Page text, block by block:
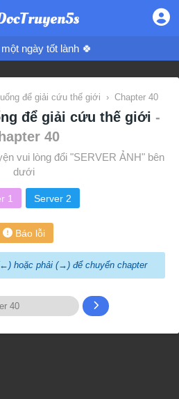
ngày tốt lành 🍀
để giải cứu thế giới › Chapter 40
để giải cứu thế giới -
40
vui lòng đổi "SERVER ẢNH" bên
dưới
1 Server 2
Báo lỗi
hoặc phải (→) để chuyển chapter